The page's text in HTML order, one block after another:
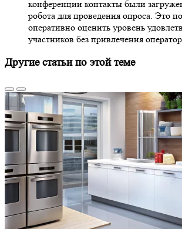
конференции контакты были
робота для проведения опроса. Это
оперативно оценить уровень
участников без привлечения
Другие статьи по этой теме